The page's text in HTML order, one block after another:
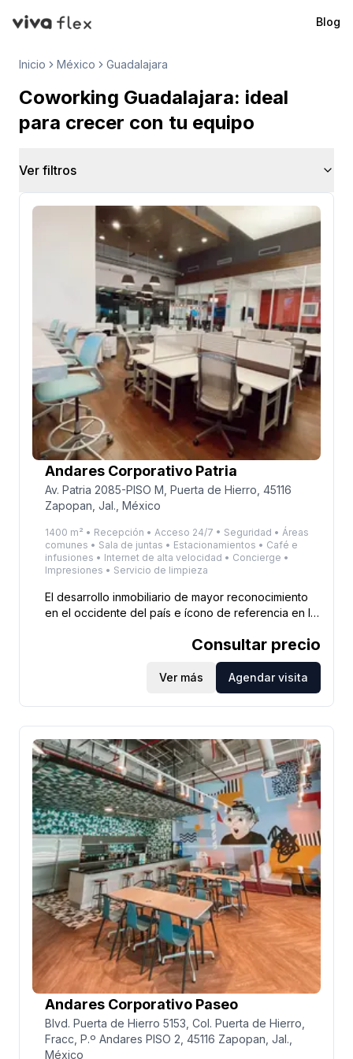
VivaFlex
Blog
Inicio México Guadalajara
Coworking Guadalajara: ideal
para crecer con tu equipo
Ver filtros
Andares Corporativo Patria
Av. Patria 2085-PISO M, Puerta de Hierro, 45116
Zapopan, Jal., México
1400 m² • Recepción • Acceso 24/7 • Seguridad • Áreas
comunes • Sala de juntas • Estacionamientos • Café e
infusiones • Internet de alta velocidad • Concierge •
Impresiones • Servicio de limpieza
El desarrollo inmobiliario de mayor reconocimiento
en el occidente del país e ícono de referencia en la
forma parte de Plaza Andares. Andares Corporativo
Patria permite a los usuarios la posibilidad de
trabajar, vivir y convivir dentro de un mismo
desarrollo, al contar con una gran variedad de áreas
comunes como food court, restaurantes, salas de
cine y decenas de boutiques reconocidas.
Consultar precio
Ver más Agendar visita
Andares Corporativo Paseo
Blvd. Puerta de Hierro 5153, Col. Puerta de Hierro,
Fracc, P.º Andares PISO 2, 45116 Zapopan, Jal.,
México